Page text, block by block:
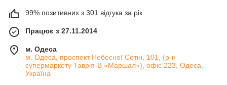
99% позитивних з 301 відгука за рік
Працює з 27.11.2014
м. Одеса
м. Одеса, проспект Небесної Сотні, 101, (р-н
супермаркету Таврія-В «Маршал»), офіс 223, Одеса,
Україна